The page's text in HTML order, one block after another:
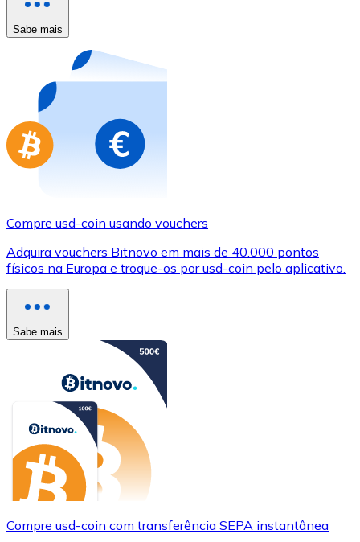
Compre cartões-presente das suas marcas favoritas
Ir para a loja de cartões-presente
Sabe mais
Compre usd-coin usando vouchers
Adquira vouchers Bitnovo em mais de 40.000 pontos
físicos na Europa e troque-os por usd-coin pelo aplicativo.
Sabe mais
Compre usd-coin com transferência SEPA instantânea